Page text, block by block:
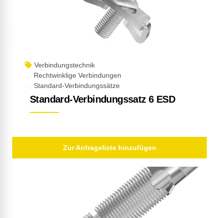
Verbindungstechnik
Rechtwinklige Verbindungen
Standard-Verbindungssätze
Standard-Verbindungssatz 6 ESD
Zur Anfrageliste hinzufügen